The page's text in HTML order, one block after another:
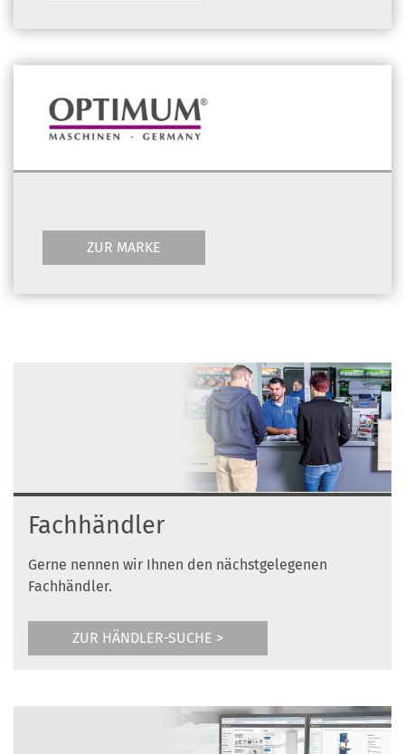
ZUR MARKE
Fachhändler
Gerne nennen wir Ihnen den nächstgelegenen
Fachhändler.
ZUR HÄNDLER-SUCHE >